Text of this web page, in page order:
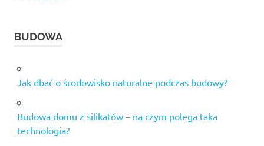
BUDOWA
Jak dbać o środowisko naturalne podczas budowy?
Budowa domu z silikatów – na czym polega taka
technologia?